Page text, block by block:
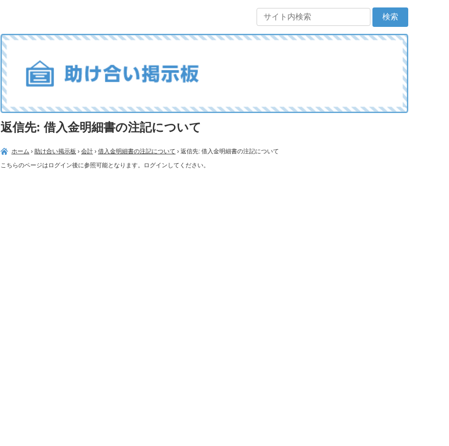
返信先: 借入金明細書の注記について
ホーム › 助け合い掲示板 › 会計 › 借入金明細書の注記について › 返信先: 借入金明細書の注記について
こちらのページはログイン後に参照可能となります。ログインしてください。